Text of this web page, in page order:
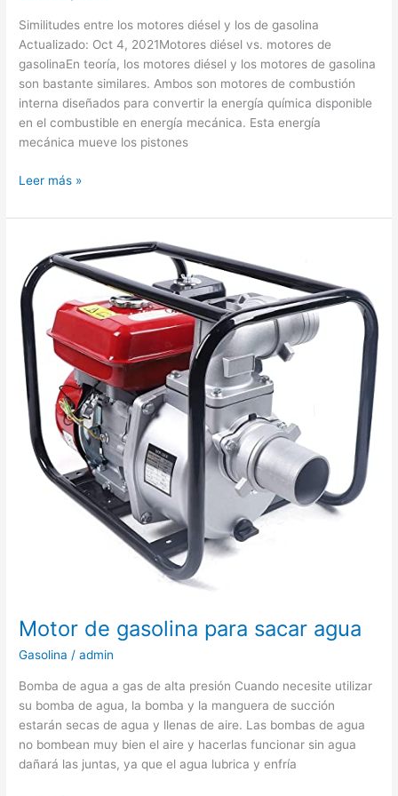
Similitudes entre los motores diésel y los de gasolina
Actualizado: Oct 4, 2021Motores diésel vs. motores de
gasolinaEn teoría, los motores diésel y los motores de gasolina
son bastante similares. Ambos son motores de combustión
interna diseñados para convertir la energía química disponible
en el combustible en energía mecánica. Esta energía
mecánica mueve los pistones
Diferencia
motor
gasolina
Leer más »
Motor de gasolina para sacar agua
Gasolina /admin
Bomba de agua a gas de alta presión Cuando necesite utilizar
su bomba de agua, la bomba y la manguera de succión
estarán secas de agua y llenas de aire. Las bombas de agua
no bombean muy bien el aire y hacerlas funcionar sin agua
dañará las juntas, ya que el agua lubrica y enfría